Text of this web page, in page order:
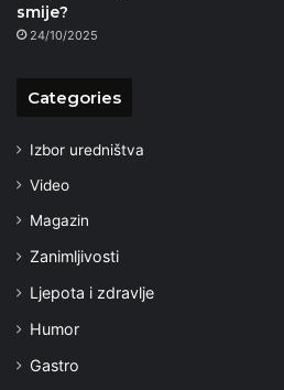
smije?
24/10/2025
Categories
Izbor uredništva
Video
Magazin
Zanimljivosti
Ljepota i zdravlje
Humor
Gastro